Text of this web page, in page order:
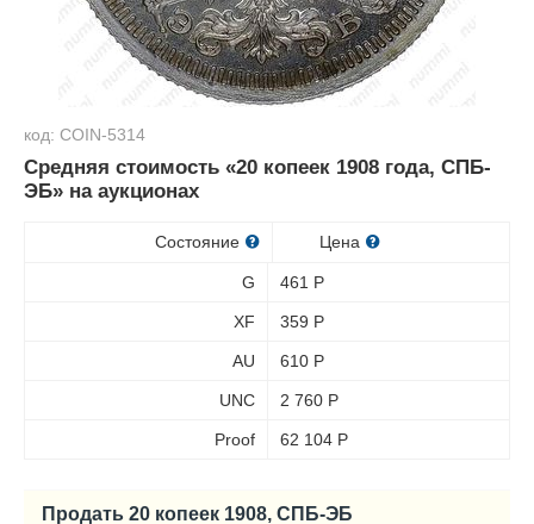
код: COIN-5314
Средняя стоимость «20 копеек 1908 года, СПБ-
ЭБ» на аукционах
Состояние Цена
G 461 Р
XF 359 Р
AU 610 Р
UNC 2 760 Р
Proof 62 104 Р
Продать 20 копеек 1908, СПБ-ЭБ